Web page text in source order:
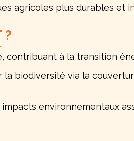
agricoles plus durables et
?
contribuant à la transition
biodiversité via la
impacts environnementaux